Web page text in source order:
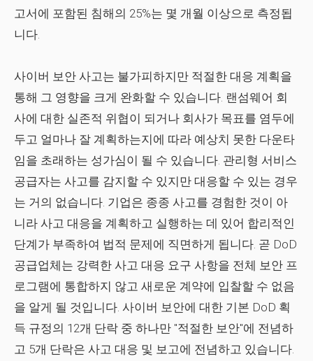
고서에 포함된 침해의 25%는 몇 개월 이상으로 측정됩
니다.
사이버 보안 사고는 불가피하지만 적절한 대응 계획을
통해 그 영향을 크게 완화할 수 있습니다. 랜섬웨어 회
사에 대한 실존적 위협이 되거나 회사가 목표를 염두에
두고 얼마나 잘 계획하는지에 따라 예상치 못한 다운타
임을 초래하는 성가심이 될 수 있습니다. 관리형 서비스
공급자는 사고를 감지할 수 있지만 대응할 수 있는 경우
는 거의 없습니다. 기업은 종종 사고를 경험한 것이 아
니라 사고 대응을 계획하고 실행하는 데 있어 합리적인
단계가 부족하여 법적 문제에 직면하게 됩니다. 곧 DoD
공급업체는 강력한 사고 대응 요구 사항을 전체 보안 프
로그램에 통합하지 않고 새로운 계약에 입찰할 수 없음
을 알게 될 것입니다. 사이버 보안에 대한 기본 DoD 획
득 규정의 12개 단락 중 하나만 "적절한 보안"에 전념하
고 5개 단락은 사고 대응 및 보고에 전념하고 있습니다.